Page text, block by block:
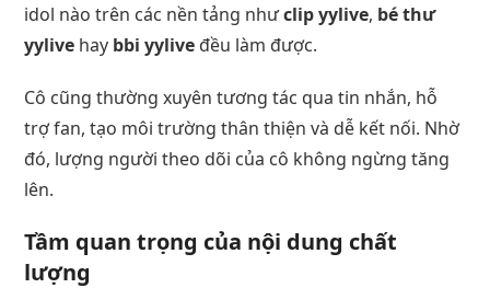
idol nào trên các nền tảng nhưclip yylive, bé thư
yylive hay bbi yylive đều làm được.
Cô cũng thường xuyên tương tác qua tin nhắn, hỗ
trợ fan, tạo môi trường thân thiện và dễ kết nối. Nhờ
đó, lượng người theo dõi của cô không ngừng tăng
lên.
Tầm quan trọng của nội dung chất
lượng